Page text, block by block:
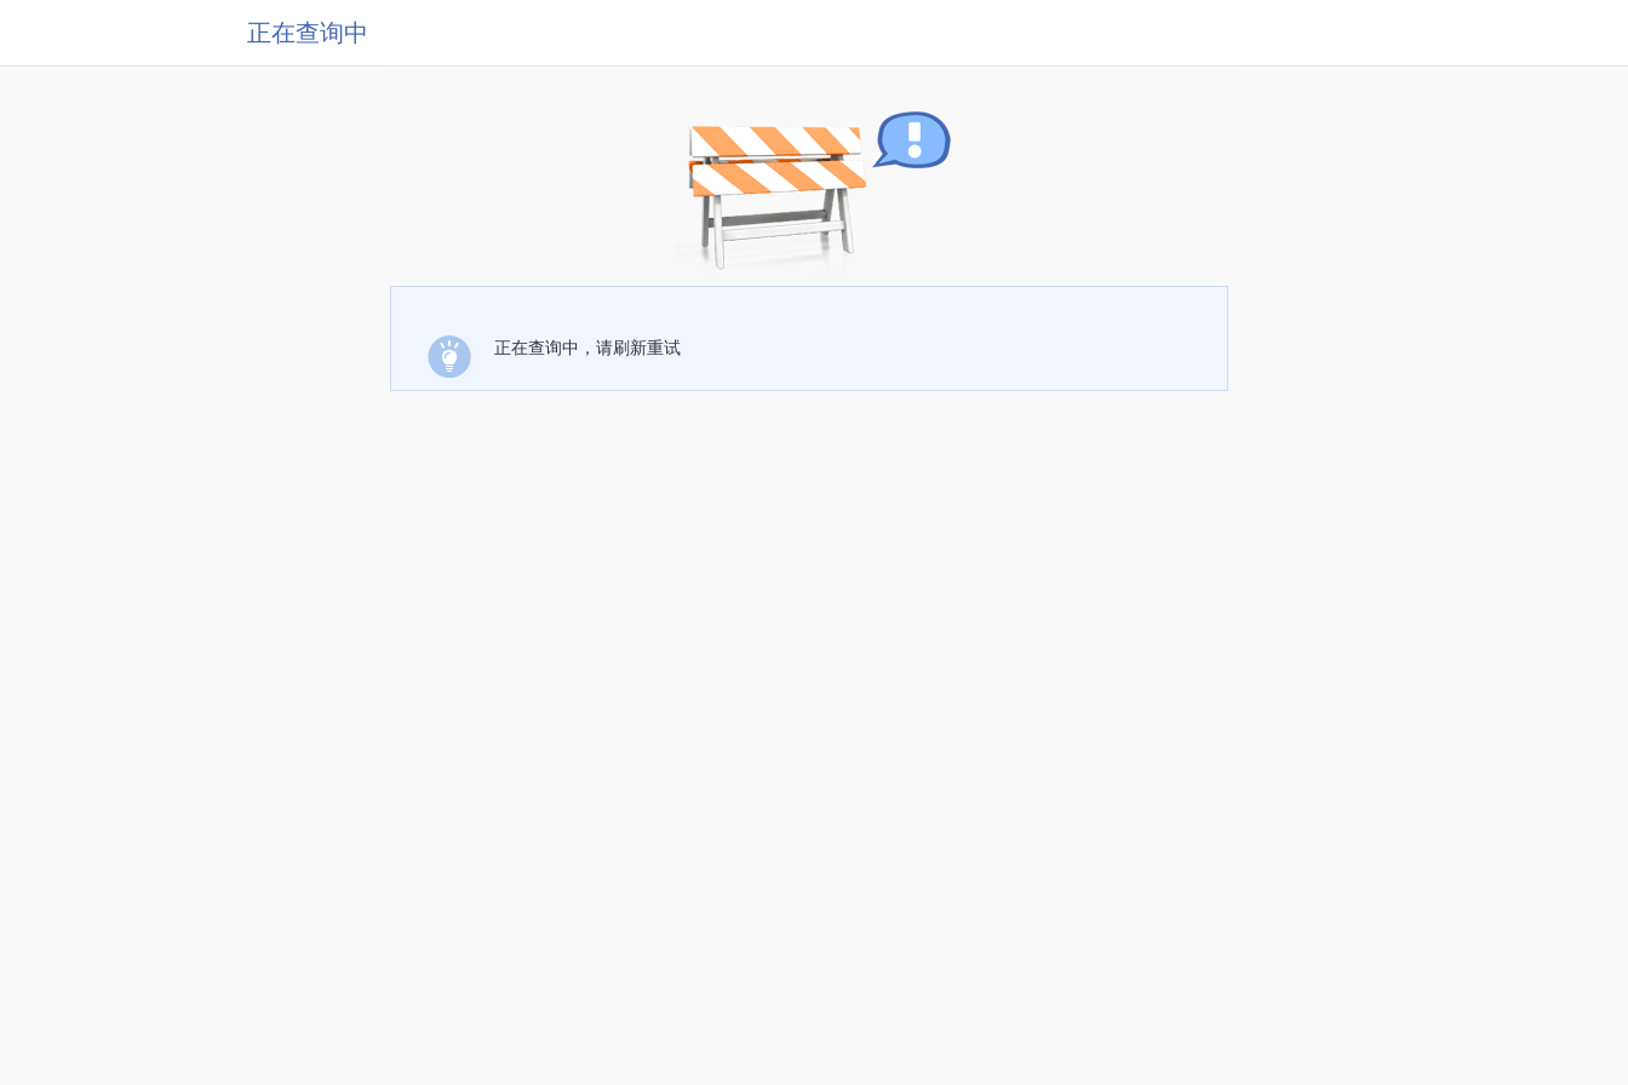
正在查询中
正在查询中，请刷新重试